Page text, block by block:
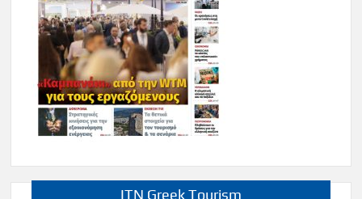
ITN Greek Tourism